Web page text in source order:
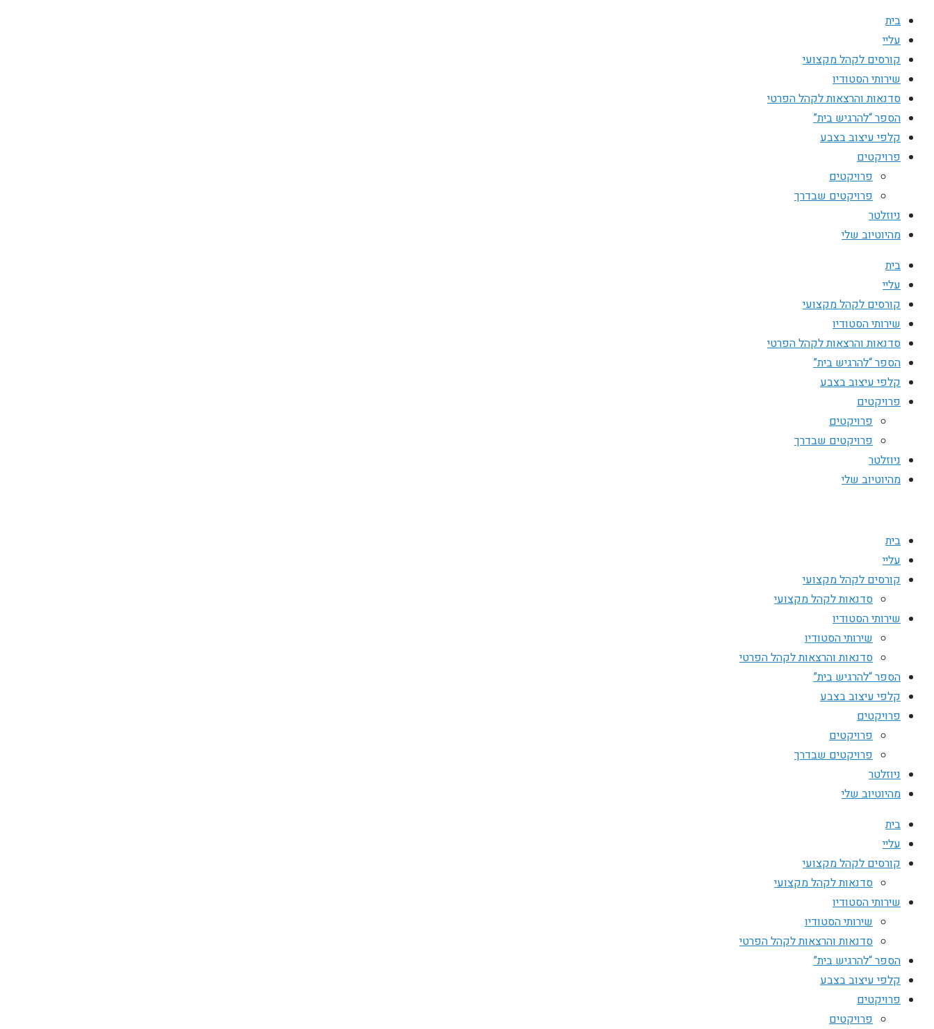
בית
עליי
קורסים לקהל מקצועי
שירותי הסטודיו
סדנאות והרצאות לקהל הפרטי
הספר “להרגיש בית”
קלפי עיצוב בצבע
פרויקטים
פרויקטים
פרויקטים שבדרך
ניוזלטר
מהיוטיוב שלי
בית
עליי
קורסים לקהל מקצועי
שירותי הסטודיו
סדנאות והרצאות לקהל הפרטי
הספר “להרגיש בית”
קלפי עיצוב בצבע
פרויקטים
פרויקטים
פרויקטים שבדרך
ניוזלטר
מהיוטיוב שלי
בית
עליי
קורסים לקהל מקצועי
סדנאות לקהל מקצועי
שירותי הסטודיו
שירותי הסטודיו
סדנאות והרצאות לקהל הפרטי
הספר “להרגיש בית”
קלפי עיצוב בצבע
פרויקטים
פרויקטים
פרויקטים שבדרך
ניוזלטר
מהיוטיוב שלי
בית
עליי
קורסים לקהל מקצועי
סדנאות לקהל מקצועי
שירותי הסטודיו
שירותי הסטודיו
סדנאות והרצאות לקהל הפרטי
הספר “להרגיש בית”
קלפי עיצוב בצבע
פרויקטים
פרויקטים